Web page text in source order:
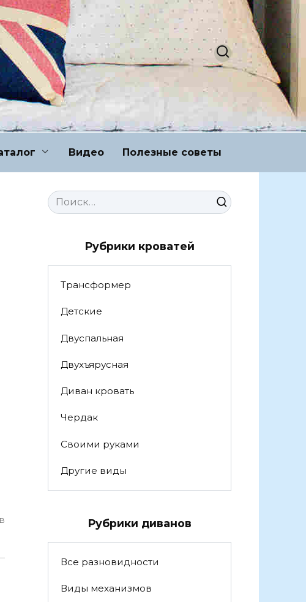
Видео Полезные советы
Search
for:
Рубрики кроватей
Трансформер
Детские
Двуспальная
Двухъярусная
Диван кровать
Чердак
Своими руками
Другие виды
Рубрики диванов
Все разновидности
Виды механизмов